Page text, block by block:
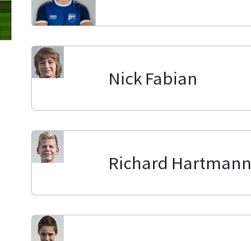
Nick Fabian
Richard Hartmann